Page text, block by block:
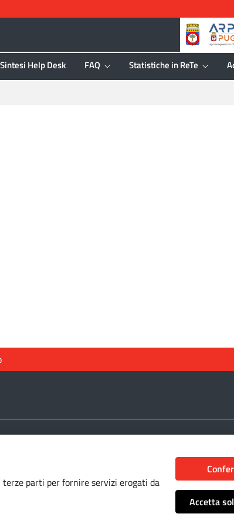
parti per fornire servizi erogati da
Accetta
Sintesi Help Desk FAQ Statistiche in ReTe